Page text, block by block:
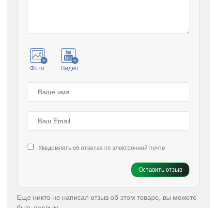
Фото Видео
Уведомлять об ответах по электронной почте
Оставить отзыв
Еще никто не написал отзыв об этом товаре, вы можете